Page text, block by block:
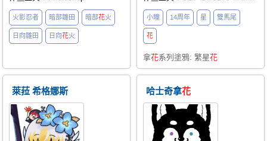
火影忍者 暗部雛田 暗部花火
日向雛田 日向花火
小瞳 14周年 星 雙馬尾
花
拿花系列塗鴉: 繁星花
萊菈 希格娜斯 哈士奇拿花